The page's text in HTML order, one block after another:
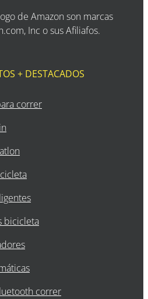
de Amazon son marcas
Inc o sus Afiliafos.
+ DESTACADOS
correr
bicicleta
correr